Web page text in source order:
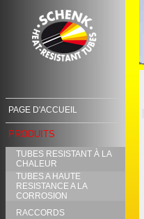
PAGE D'ACCUEIL
PRODUITS
TUBES RESISTANT À LA
CHALEUR
TUBES A HAUTE
RESISTANCE A LA
CORROSION
RACCORDS